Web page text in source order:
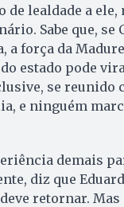
de lealdade a ele,
Sabe que, se
a força da
estado pode
se reunido
e ninguém
demais
diz que
retornar. Mas